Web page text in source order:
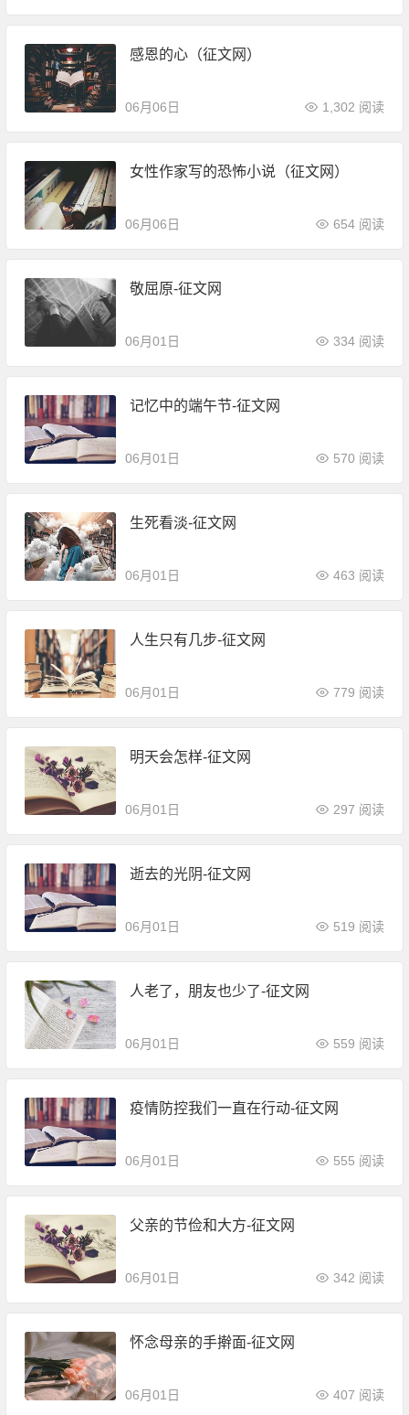
感恩的心（征文网）
06月06日 1,302 阅读
女性作家写的恐怖小说（征文网）
06月06日 654 阅读
敬屈原-征文网
06月01日 334 阅读
记忆中的端午节-征文网
06月01日 570 阅读
生死看淡-征文网
06月01日 463 阅读
人生只有几步-征文网
06月01日 779 阅读
明天会怎样-征文网
06月01日 297 阅读
逝去的光阴-征文网
06月01日 519 阅读
人老了，朋友也少了-征文网
06月01日 559 阅读
疫情防控我们一直在行动-征文网
06月01日 555 阅读
父亲的节俭和大方-征文网
06月01日 342 阅读
怀念母亲的手擀面-征文网
06月01日 407 阅读